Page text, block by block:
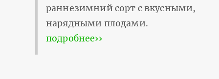
раннезимний сорт с вкусными,
нарядными плодами.
подробнее››